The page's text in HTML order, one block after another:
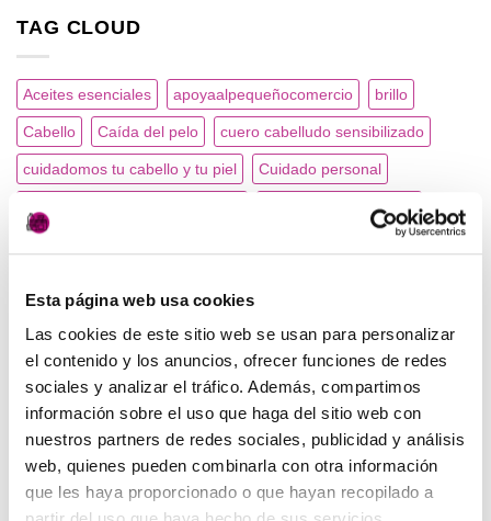
Esta página web usa cookies
Las cookies de este sitio web se usan para personalizar
el contenido y los anuncios, ofrecer funciones de redes
sociales y analizar el tráfico. Además, compartimos
información sobre el uso que haga del sitio web con
nuestros partners de redes sociales, publicidad y análisis
web, quienes pueden combinarla con otra información
que les haya proporcionado o que hayan recopilado a
TAG CLOUD
Aceites esenciales apoyaalpequeñocomercio brillo
Cabello Caída del pelo cuero cabelludo sensibilizado
cuidadomos tu cabello y tu piel Cuidado personal
Cuidados para el pelo
naturales. Productos orgánicos.
novedades Pelo
Pelo. Cabello. Verano. Sol. Cuidados del pelo. Solar.
Pelo cuidado para tu boda Peluquería
Peluquería en navidad.